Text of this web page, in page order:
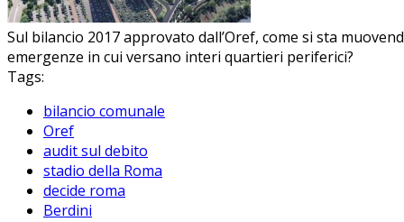
Sul bilancio 2017 approvato dall’Oref, come si sta
emergenze in cui versano interi quartieri periferici?
Tags:
bilancio comunale
Oref
audit sul debito
stadio della Roma
decide roma
Berdini